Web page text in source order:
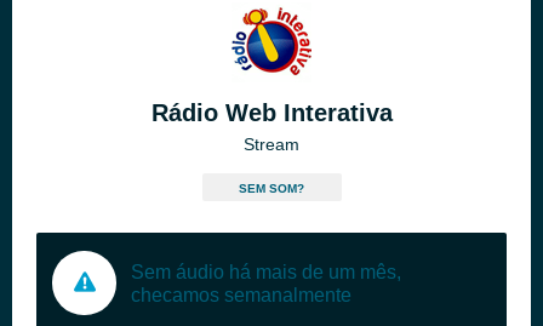
Rádio Web Interativa
Stream
SEM SOM?
Sem áudio há mais de um mês,
checamos semanalmente